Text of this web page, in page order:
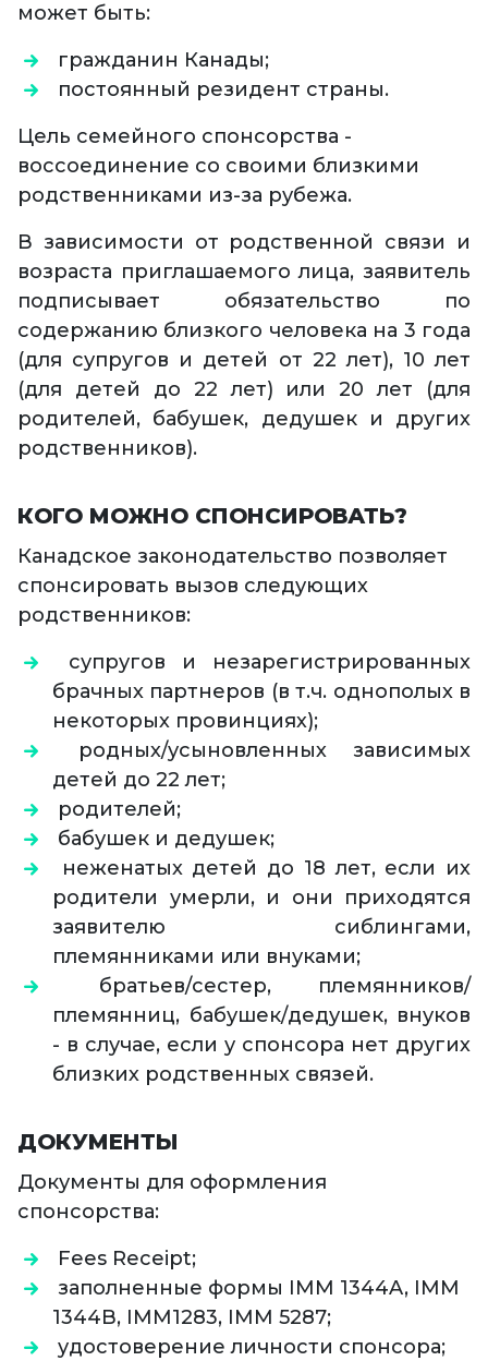
может быть:
гражданин Канады;
постоянный резидент страны.
Цель семейного спонсорства -
воссоединение со своими близкими
родственниками из-за рубежа.
В зависимости от родственной связи и
возраста приглашаемого лица, заявитель
подписывает обязательство по
содержанию близкого человека на 3 года
(для супругов и детей от 22 лет), 10 лет
(для детей до 22 лет) или 20 лет (для
родителей, бабушек, дедушек и других
родственников).
КОГО МОЖНО СПОНСИРОВАТЬ?
Канадское законодательство позволяет
спонсировать вызов следующих
родственников:
супругов и незарегистрированных
брачных партнеров (в т.ч. однополых в
некоторых провинциях);
родных/усыновленных зависимых
детей до 22 лет;
родителей;
бабушек и дедушек;
неженатых детей до 18 лет, если их
родители умерли, и они приходятся
заявителю сиблингами,
племянниками или внуками;
братьев/сестер, племянников/
племянниц, бабушек/дедушек, внуков
- в случае, если у спонсора нет других
близких родственных связей.
ДОКУМЕНТЫ
Документы для оформления
спонсорства:
Fees Receipt;
заполненные формы IMM 1344A, IMM
1344B, IMM1283, IMM 5287;
удостоверение личности спонсора;